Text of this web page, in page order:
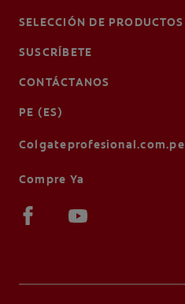
SELECCIÓN DE PRODUCTOS
SUSCRÍBETE
CONTÁCTANOS
PE (ES)
Colgateprofesional.com.pe
Compre Ya